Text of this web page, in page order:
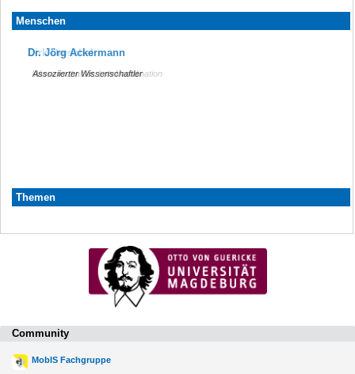
Menschen
Dirk Dreschel
Wissenschaftler, Lehrkoordination
Dr. Jörg Ackermann
Assoziierter Wissenschaftler
Themen
Community
MobIS Fachgruppe